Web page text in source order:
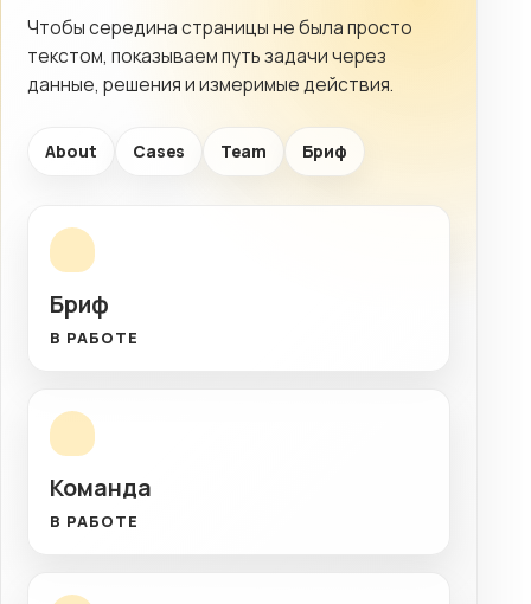
Чтобы середина страницы не была просто
текстом, показываем путь задачи через
данные, решения и измеримые действия.
About Cases Team Бриф
Бриф
В РАБОТЕ
Команда
В РАБОТЕ